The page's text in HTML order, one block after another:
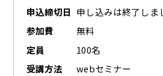
申込締切日 申し込みは終了しま
参加費
無料
定員
100名
受講方法
webセミナー